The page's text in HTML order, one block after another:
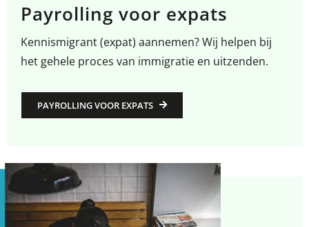
Payrolling voor expats
Kennismigrant (expat) aannemen? Wij helpen bij
het gehele proces van immigratie en uitzenden.
PAYROLLING VOOR EXPATS